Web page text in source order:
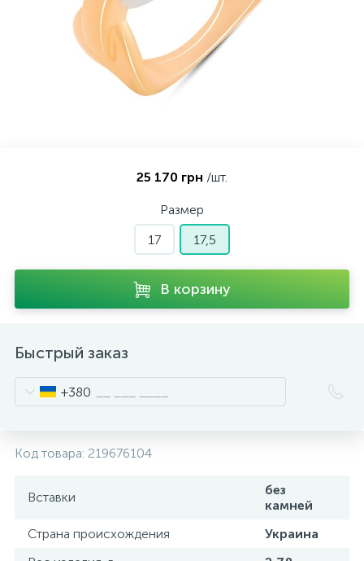
25 170 грн /шт.
Размер
17
17,5
В корзину
Быстрый заказ
+380
Код товара: 219676104
Вставки
без
камней
Страна происхождения
Украина
Серебряные колье
Серебряные цепочки
Серебряные сувениры